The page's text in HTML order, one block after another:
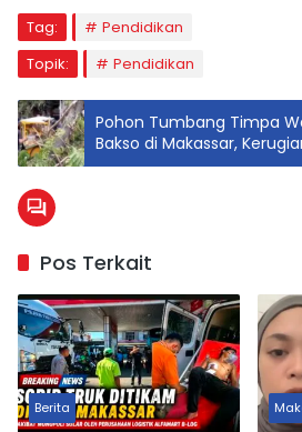
Tag:
Pendidikan
Topik:
Pendidikan
Pohon Tumbang Timpa
Bakso di Makassar,
Juta
Pos Terkait
Berita